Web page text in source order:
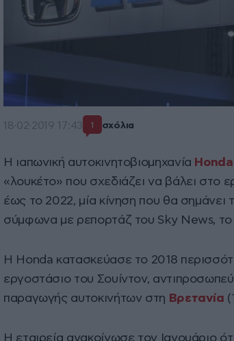
18·02·2019 17:43 1 σχόλια
Η ιαπωνική αυτοκινητοβιομηχανία Honda
«λουκέτο» που σχεδιάζει να βάλει στο
έως το 2022, μία κίνηση που θα
σύμφωνα με ρεπορτάζ του Sky News, το
Η Honda κατασκεύασε το 2018
εργοστάσιο του Σουίντον,
παραγωγής αυτοκινήτων στη Βρετανία
Η εταιρεία ανακοίνωσε τον Ιανουάριο